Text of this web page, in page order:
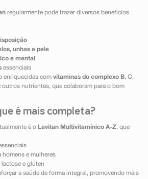
regularmente pode trazer diversos benefícios
unhas e pele
e mental
essenciais
enriquecidas com vitaminas do complexo B, C,
outros nutrientes, que colaboram para o bom
é mais completa?
é o Lavitan Multivitamínico A-Z, que
homens e mulheres
lactose e glúten
a saúde de forma integral, promovendo mais